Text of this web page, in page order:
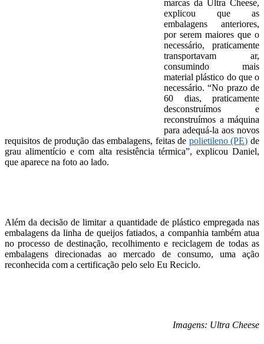
marcas da Ultra Cheese,
explicou que as
embalagens anteriores,
por serem maiores que o
necessário, praticamente
transportavam ar,
consumindo mais
material plástico do que o
necessário. “No prazo de
60 dias, praticamente
desconstruímos e
reconstruímos a máquina
para adequá-la aos novos
requisitos de produção das embalagens, feitas de polietileno (PE) de
grau alimentício e com alta resistência térmica”, explicou Daniel,
que aparece na foto ao lado.
Além da decisão de limitar a quantidade de plástico empregada nas
embalagens da linha de queijos fatiados, a companhia também atua
no processo de destinação, recolhimento e reciclagem de todas as
embalagens direcionadas ao mercado de consumo, uma ação
reconhecida com a certificação pelo selo Eu Reciclo.
Imagens: Ultra Cheese